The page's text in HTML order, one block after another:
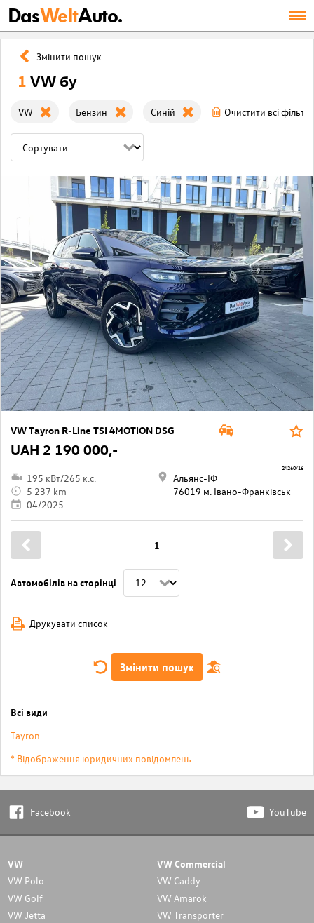
DasWeltAuto.
Змінити пошук
1 VW бу
VW Бензин Синій Очистити всі
VW Tayron R-Line TSI 4MOTION DSG
UAH 2 190 000,-
195 кВт/265 к.с.
5 237 km
04/2025
Альянс-ІФ
76019 м. Івано-Франківськ
24260/16
Автомобілів на сторінці
1
Друкувати список
Змінити пошук
Всі види
Tayron
* Відображення юридичних повідомлень
Facebook YouTube
VW
VW Polo
VW Golf
VW Jetta
VW Commercial
VW Caddy
VW Amarok
VW Transporter